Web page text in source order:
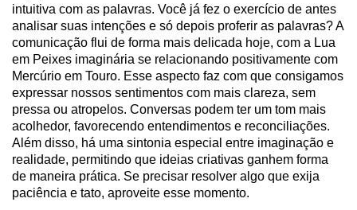
intuitiva com as palavras. Você já fez o exercício de antes
analisar suas intenções e só depois proferir as palavras? A
comunicação flui de forma mais delicada hoje, com a Lua
em Peixes imaginária se relacionando positivamente com
Mercúrio em Touro. Esse aspecto faz com que consigamos
expressar nossos sentimentos com mais clareza, sem
pressa ou atropelos. Conversas podem ter um tom mais
acolhedor, favorecendo entendimentos e reconciliações.
Além disso, há uma sintonia especial entre imaginação e
realidade, permitindo que ideias criativas ganhem forma
de maneira prática. Se precisar resolver algo que exija
paciência e tato, aproveite esse momento.